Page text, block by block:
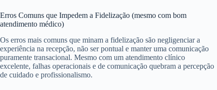
Erros Comuns que Impedem a Fidelização (mesmo com bom
atendimento médico)
Os erros mais comuns que minam a fidelização são negligenciar a
experiência na recepção, não ser pontual e manter uma comunicação
puramente transacional. Mesmo com um atendimento clínico
excelente, falhas operacionais e de comunicação quebram a percepção
de cuidado e profissionalismo.